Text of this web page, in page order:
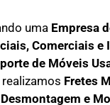
uma Empresa
Comerciais e
de Móveis
realizamos Fretes
Desmontagem e